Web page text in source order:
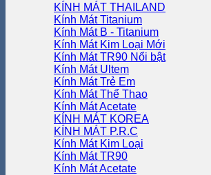
KÍNH MÁT THAILAND
Kính Mát Titanium
Kính Mát B - Titanium
Kính Mát Kim Loại
Kính Mát TR90
Kính Mát Ultem
Kính Mát Trẻ Em
Kính Mát Thể Thao
Kính Mát Acetate
KÍNH MÁT KOREA
KÍNH MÁT P.R.C
Kính Mát Kim Loại
Kính Mát TR90
Kính Mát Acetate